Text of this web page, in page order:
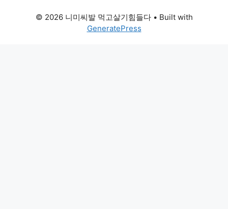
© 2026 니미씨발 먹고살기힘들다• Built with
GeneratePress